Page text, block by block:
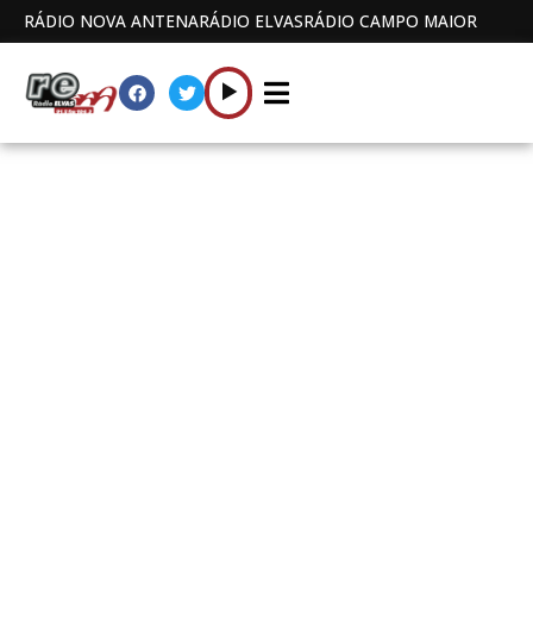
RÁDIO NOVA ANTENARÁDIO ELVASRÁDIO CAMPO MAIOR